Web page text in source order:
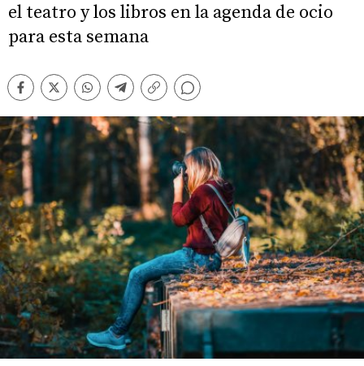
el teatro y los libros en la agenda de ocio
para esta semana
Facebook
TwitterWhatsappTelegram
Copiar
Comentarios